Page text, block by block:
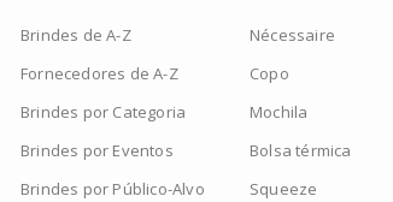
Brindes de A-Z
Fornecedores de A-Z
Brindes por Categoria
Brindes por Eventos
Brindes por Público-Alvo
Nécessaire
Copo
Mochila
Bolsa térmica
Squeeze